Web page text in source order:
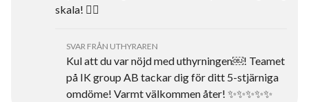
skala! 👌🏻
SVAR FRÅN UTHYRAREN
Kul att du var nöjd med uthyrningen￼! Teamet
på IK group AB tackar dig för ditt 5-stjärniga
omdöme! Varmt välkommen åter! ✨✨✨✨✨